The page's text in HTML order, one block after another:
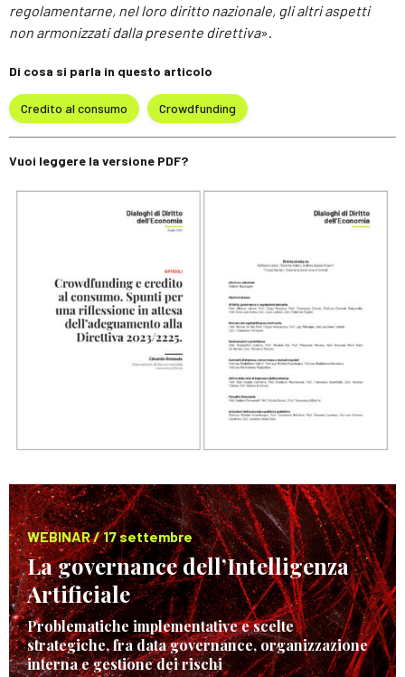
regolamentarne, nel loro diritto nazionale, gli altri aspetti
non armonizzati dalla presente direttiva».
Di cosa si parla in questo articolo
Credito al consumo Crowdfunding
Vuoi leggere la versione PDF?
WEBINAR / 17 settembre
La governance dell’Intelligenza
Artificiale
Problematiche implementative e scelte
strategiche, fra data governance, organizzazione
interna e gestione dei rischi